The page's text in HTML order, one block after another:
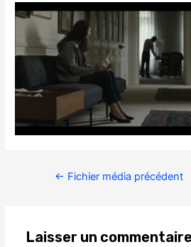
← Fichier média précédent
Laisser un commentaire